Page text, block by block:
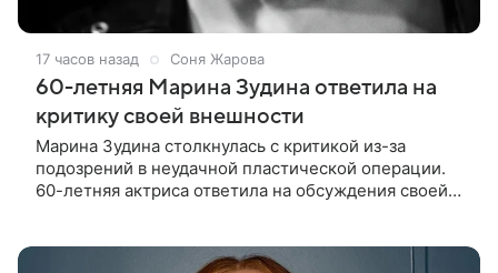
17 часов назад Соня Жарова
60-летняя Марина Зудина ответила на
критику своей внешности
Марина Зудина столкнулась с критикой из-за
подозрений в неудачной пластической операции.
60-летняя актриса ответила на обсуждения своей